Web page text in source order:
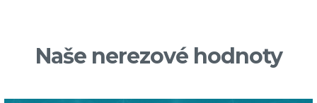
Naše nerezové hodnoty